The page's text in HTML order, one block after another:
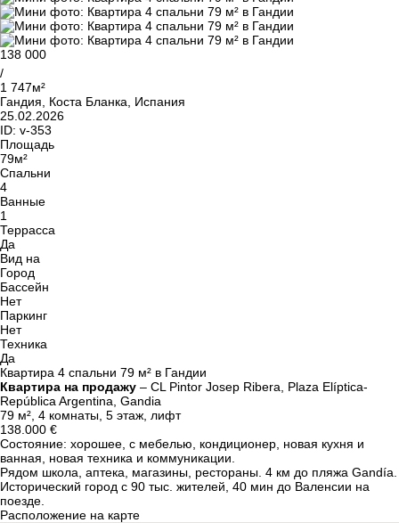
138 000
/
1 747м²
Гандия, Коста Бланка, Испания
25.02.2026
ID: v-353
Площадь
79м²
Спальни
4
Ванные
1
Террасса
Да
Вид на
Город
Бассейн
Нет
Паркинг
Нет
Техника
Да
Квартира 4 спальни 79 м² в Гандии
Квартира на продажу – CL Pintor Josep Ribera, Plaza Elíptica-
República Argentina, Gandia
79 м², 4 комнаты, 5 этаж, лифт
138.000 €
Состояние: хорошее, с мебелью, кондиционер, новая кухня и
ванная, новая техника и коммуникации.
Рядом школа, аптека, магазины, рестораны. 4 км до пляжа Gandía.
Исторический город с 90 тыс. жителей, 40 мин до Валенсии на
поезде.
Расположение на карте